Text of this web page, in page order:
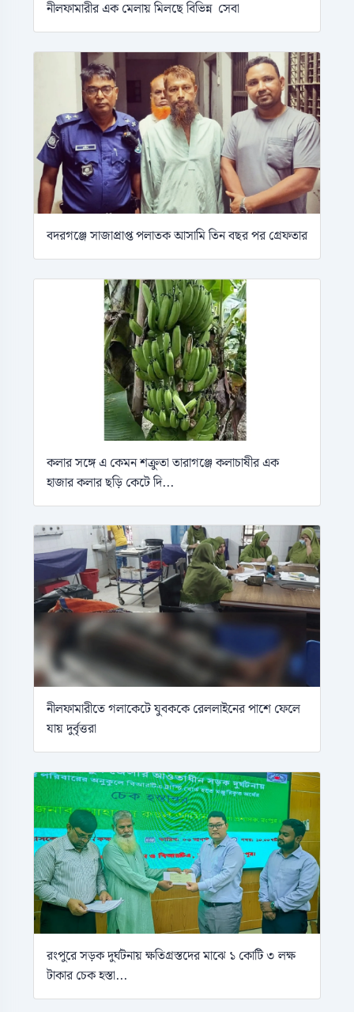
নীলফামারীর এক মেলায় মিলছে বিভিন্ন সেবা
বদরগঞ্জে সাজাপ্রাপ্ত পলাতক আসামি তিন বছর পর গ্রেফতার
কলার সঙ্গে এ কেমন শক্রুতা তারাগঞ্জে কলাচাষীর এক
হাজার কলার ছড়ি কেটে দি...
নীলফামারীতে গলাকেটে যুবককে রেললাইনের পাশে ফেলে
যায় দুর্বৃত্তরা
রংপুরে সড়ক দুর্ঘটনায় ক্ষতিগ্রস্তদের মাঝে ১ কোটি ৩ লক্ষ
টাকার চেক হস্তা...